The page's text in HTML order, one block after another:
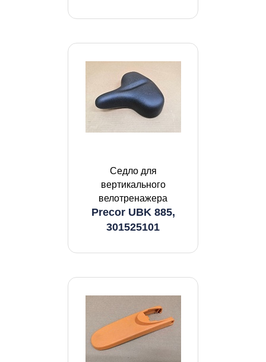
Седло для
вертикального
велотренажера
Precor UBK 885,
301525101